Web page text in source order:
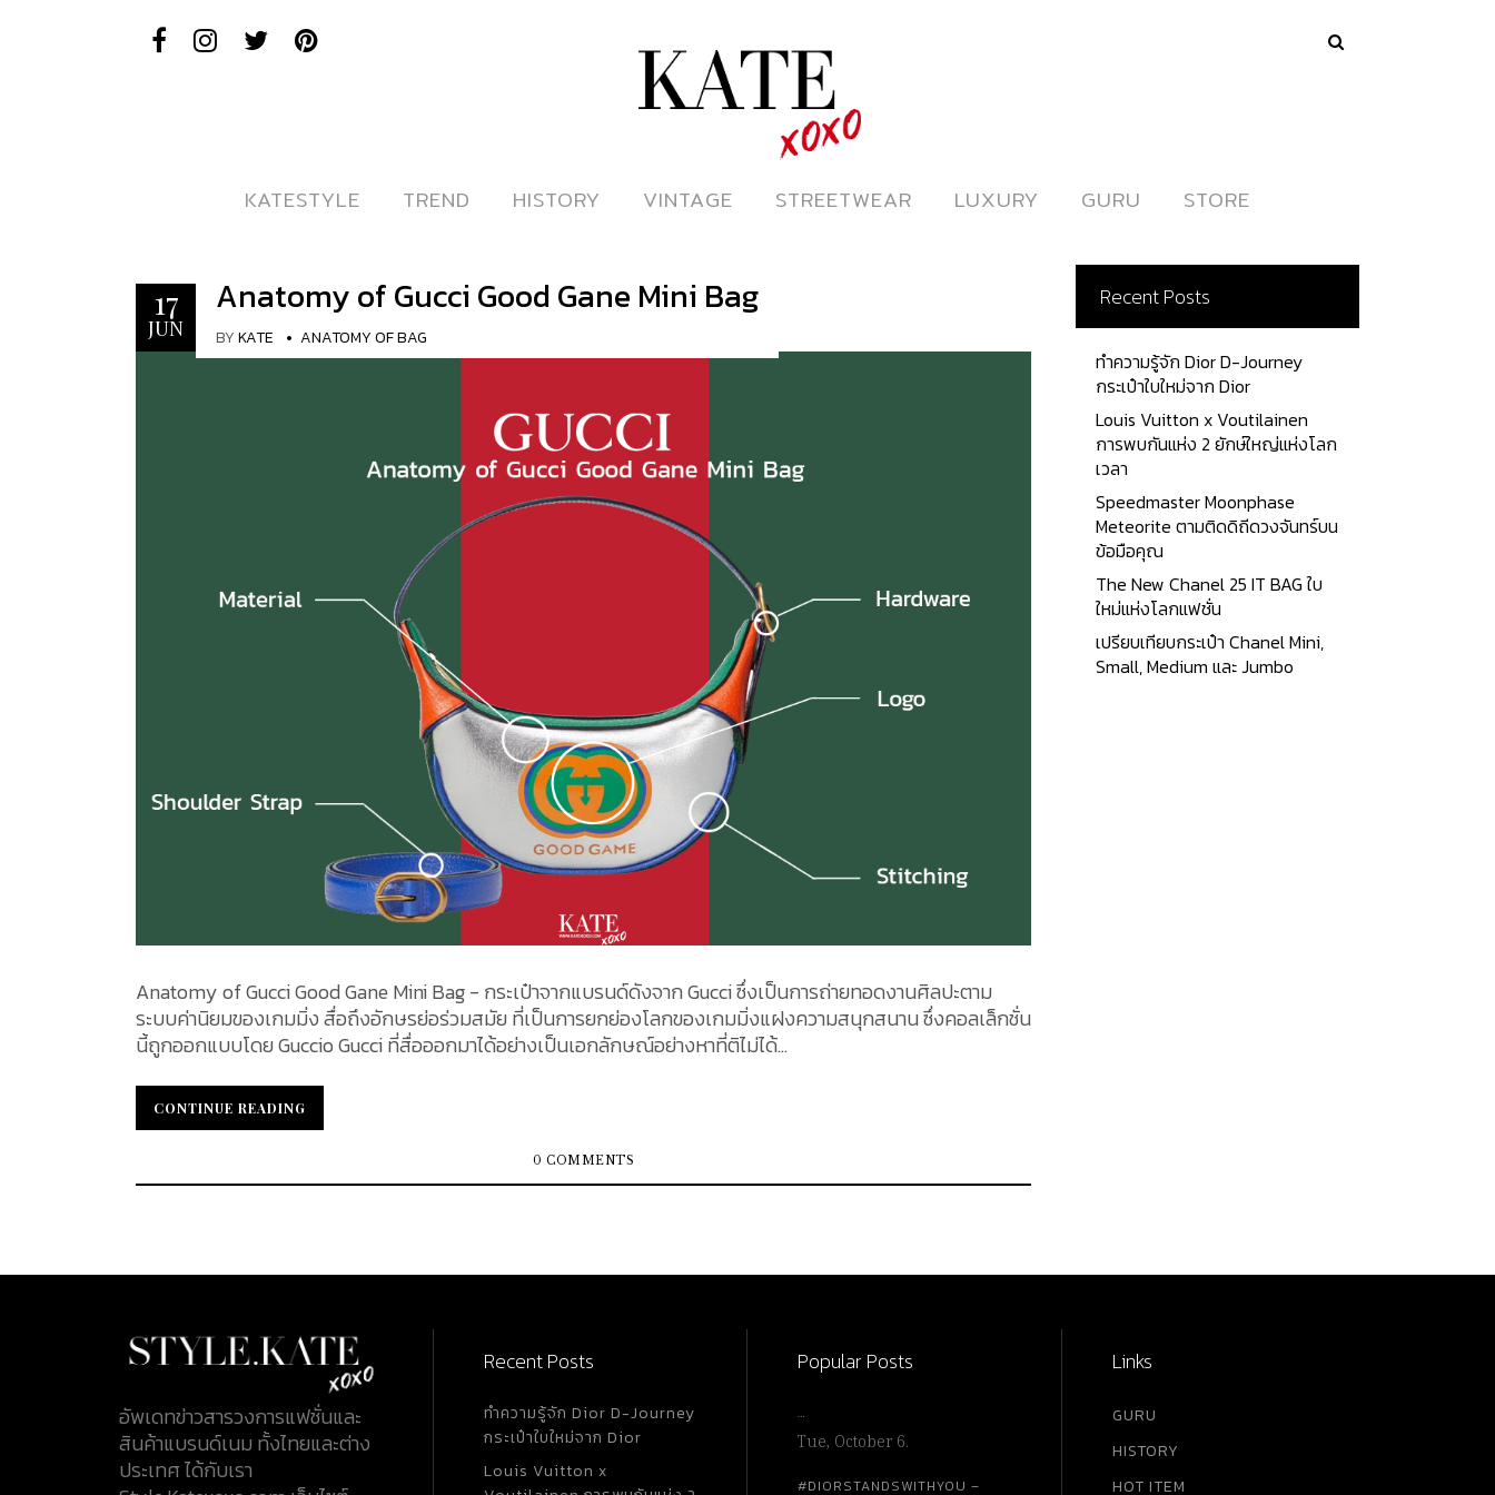
ดูหนังออนไลน์
KATESTYLE
KATESTYLE TREND
TREND HISTORY
HISTORY VINTAGE
VINTAGE STREETWEAR
STREETWEAR LUXURY
LUXURY GURU
GURU STORE
STORE
17
JUN
Anatomy of Gucci Good Gane Mini Bag
BYKATE ANATOMY OF BAG
Anatomy of Gucci Good Gane Mini Bag - กระเป๋าจากแบรนด์ดังจาก Gucci ซึ่งเป็นการถ่ายทอดงานศิลปะตาม
ระบบค่านิยมของเกมมิ่ง สื่อถึงอักษรย่อร่วมสมัย ที่เป็นการยกย่องโลกของเกมมิ่งแฝงความสนุกสนาน ซึ่งคอลเล็กชั่น
นี้ถูกออกแบบโดย Guccio Gucci ที่สื่อออกมาได้อย่างเป็นเอกลักษณ์อย่างหาที่ติไม่ได้...
CONTINUE READING
CONTINUE READING
0 COMMENTS
Recent Posts
ทำความรู้จัก Dior D-Journey
กระเป๋าใบใหม่จาก Dior
Louis Vuitton x Voutilainen
การพบกันแห่ง 2 ยักษ์ใหญ่แห่งโลก
เวลา
Speedmaster Moonphase
Meteorite ตามติดดิถีดวงจันทร์บน
ข้อมือคุณ
The New Chanel 25 IT BAG ใบ
ใหม่แห่งโลกแฟชั่น
เปรียบเทียบกระเป๋า Chanel Mini,
Small, Medium และ Jumbo
อัพเดทข่าวสารวงการแฟชั่นและ
สินค้าแบรนด์เนม ทั้งไทยและต่าง
ประเทศ ได้กับเรา
Recent Posts
ทำความรู้จัก Dior D-Journey
กระเป๋าใบใหม่จาก Dior
Louis Vuitton x
Popular Posts
…
Tue, October 6.
#DIORSTANDSWITHYOU –
Links
GURU
HISTORY
HOT ITEM